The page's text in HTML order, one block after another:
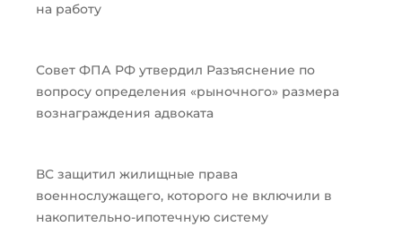
на работу
Совет ФПА РФ утвердил Разъяснение по
вопросу определения «рыночного» размера
вознаграждения адвоката
ВС защитил жилищные права
военнослужащего, которого не включили в
накопительно-ипотечную систему